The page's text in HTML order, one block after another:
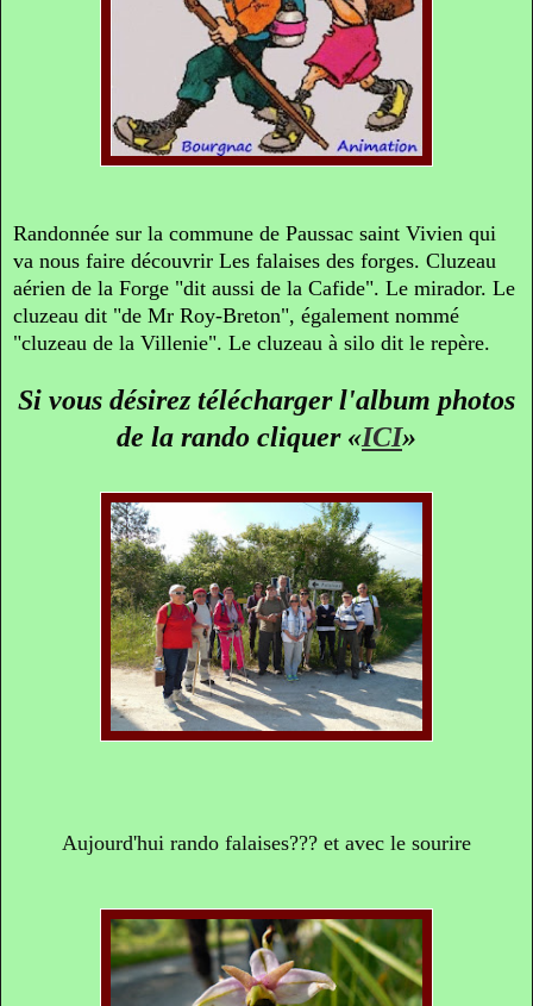
Randonnée sur la commune de Paussac saint Vivien qui
va nous faire découvrir Les falaises des forges. Cluzeau
aérien de la Forge "dit aussi de la Cafide". Le mirador. Le
cluzeau dit "de Mr Roy-Breton", également nommé
"cluzeau de la Villenie". Le cluzeau à silo dit le repère.
Si vous désirez télécharger l'album photos
de la rando cliquer «ICI»
Aujourd'hui rando falaises??? et avec le sourire